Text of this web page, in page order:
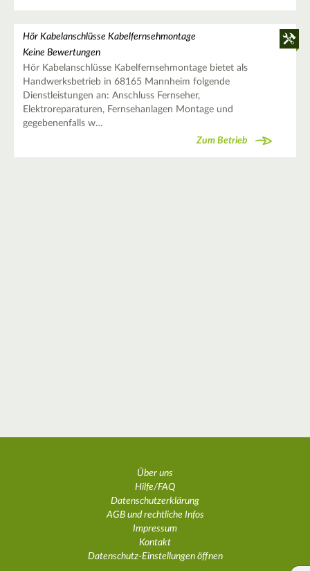
Hör Kabelanschlüsse Kabelfernsehmontage
Keine Bewertungen
Hör Kabelanschlüsse Kabelfernsehmontage bietet als
Handwerksbetrieb in 68165 Mannheim folgende
Dienstleistungen an: Anschluss Fernseher,
Elektroreparaturen, Fernsehanlagen Montage und
gegebenenfalls w…
Zum Betrieb
Über uns
Hilfe/FAQ
Datenschutzerklärung
AGB und rechtliche Infos
Impressum
Kontakt
Datenschutz-Einstellungen öffnen